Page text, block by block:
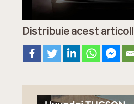
Distribuie acest articol!